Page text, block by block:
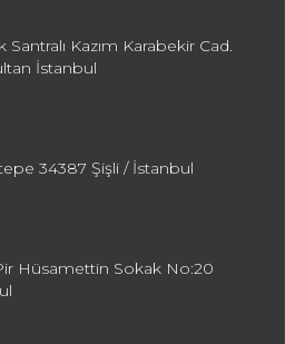
Kazım Karabekir Cad.
İstanbul
34387 Şişli / İstanbul
Hüsamettin Sokak No:20